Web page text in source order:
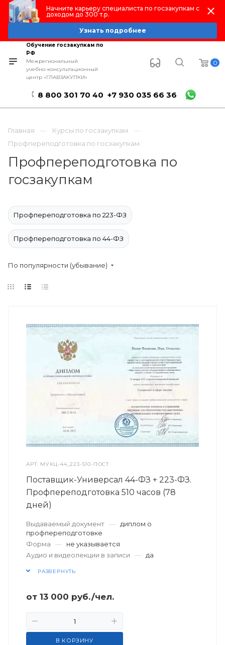
Начните карьеру специалиста по госзакупкам с
доходом до 300 т.р.
Узнать подробнее
Обучение госзакупкам по
РФ
Межрегиональный
учебно-консультационный
центр «ГЛАВЗАКУПКИ»
0
8 800 301 70 40 +7 930 035 66 36
Главная
Курсы по госзакупкам
Профпереподготовка по госзакупкам
Профпереподготовка по
госзакупкам
Профпереподготовка по 223-ФЗ
Профпереподготовка по 44-ФЗ
По популярности (убывание)
АРТ. МУКЦ-44_223-510-ПОСТ
Поставщик-Универсал 44-ФЗ + 223-ФЗ.
Профпереподготовка 510 часов (78
дней)
Выдаваемый документ —
диплом о
профпереподготовке
Форма
—
не указывается
Аудио и видеолекции в записи
— да
РАЗВЕРНУТЬ
от 13 000 руб./чел.
В КОРЗИНУ